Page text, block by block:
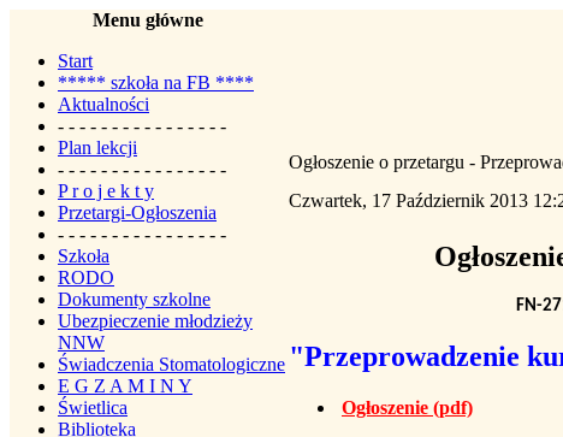
Menu główne
Start
***** szkoła na FB ****
Aktualności
- - - - - - - - - - - - - - - -
Plan lekcji
- - - - - - - - - - - - - - - -
P r o j e k t y
Przetargi-Ogłoszenia
- - - - - - - - - - - - - - - -
Szkoła
RODO
Dokumenty szkolne
Ubezpieczenie młodzieży
NNW
Świadczenia Stomatologiczne
E G Z A M I N Y
Świetlica
Biblioteka
Ogłoszenie o przetargu -
Czwartek, 17 Październik 2013
FN-
"Przeprowadzenie
Ogłoszenie (pdf)